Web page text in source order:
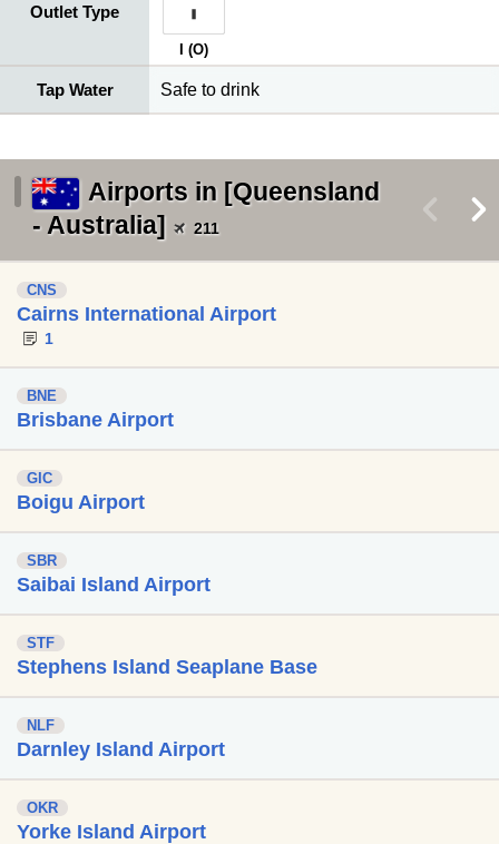
Outlet Type
I (O)
Tap Water Safe to drink
Airports in [Queensland
- Australia]
211
CNS
Cairns International Airport
1
BNE
Brisbane Airport
GIC
Boigu Airport
SBR
Saibai Island Airport
STF
Stephens Island Seaplane Base
NLF
Darnley Island Airport
OKR
Yorke Island Airport